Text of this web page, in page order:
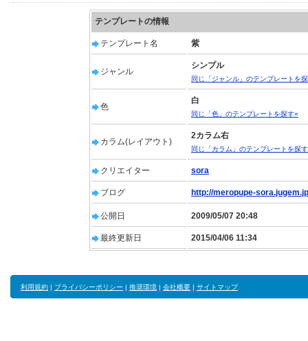
テンプレートの情報
テンプレート名 紫
ジャンル
シンプル
同じ「ジャンル」のテンプレートを
色
白
同じ「色」のテンプレートを探す»
カラム(レイアウト)
2カラム右
同じ「カラム」のテンプレートを探
クリエイター sora
ブログ http://meropupe-
公開日 2009/05/07 20:48
最終更新日 2015/04/06 11:34
利用規約 | プライバシーポリシー | 推奨環境 | 会社概要 | サイトマップ